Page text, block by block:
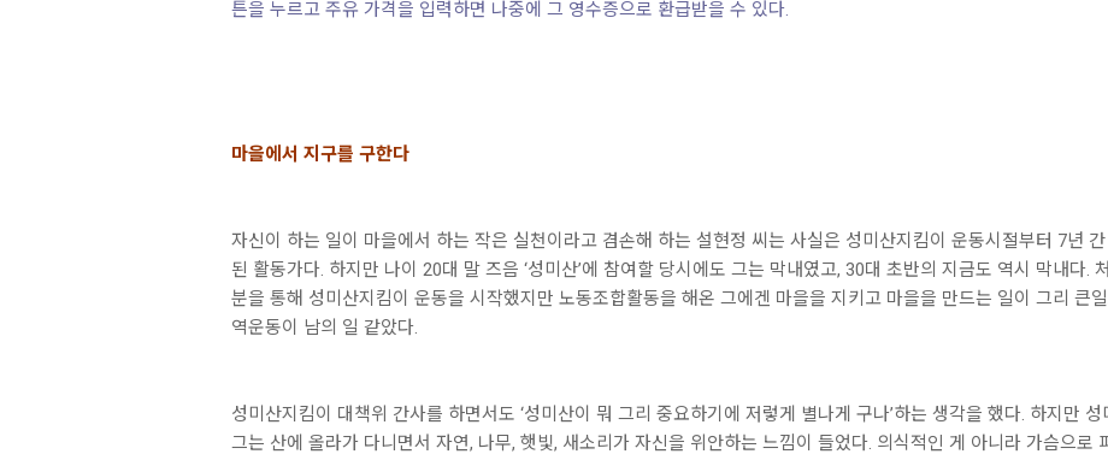
튼을 누르고 주유 가격을 입력하면 나중에 그 영수증으로 환급받을 수 있다.
마을에서 지구를 구한다
자신이 하는 일이 마을에서 하는 작은 실천이라고 겸손해 하는 설현정 씨는 사실은 성미산지킴이 운동시절부터 7년
된 활동가다. 하지만 나이 20대 말 즈음 ‘성미산’에 참여할 당시에도 그는 막내였고, 30대 초반의 지금도 역시 막내다.
분을 통해 성미산지킴이 운동을 시작했지만 노동조합활동을 해온 그에겐 마을을 지키고 마을을 만드는 일이 그리 큰
역운동이 남의 일 같았다.
성미산지킴이 대책위 간사를 하면서도 ‘성미산이 뭐 그리 중요하기에 저렇게 별나게 구나’하는 생각을 했다. 하지만
그는 산에 올라가 다니면서 자연, 나무, 햇빛, 새소리가 자신을 위안하는 느낌이 들었다. 의식적인 게 아니라 가슴으로